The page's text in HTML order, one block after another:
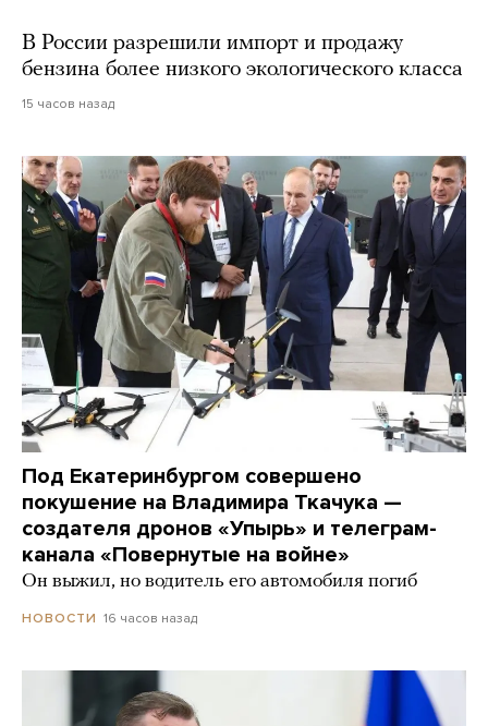
В России разрешили импорт и продажу
бензина более низкого экологического класса
15 часов назад
Под Екатеринбургом совершено
покушение на Владимира Ткачука —
создателя дронов «Упырь» и телеграм-
канала «Повернутые на войне»
Он выжил, но водитель его автомобиля погиб
НОВОСТИ 16 часов назад